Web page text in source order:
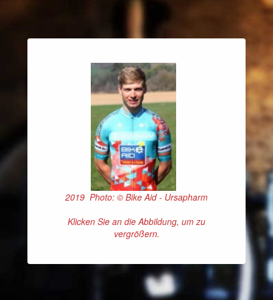
2019 Photo: © Bike Aid - Ursapharm
Klicken Sie an die Abbildung, um zu
vergrößern.